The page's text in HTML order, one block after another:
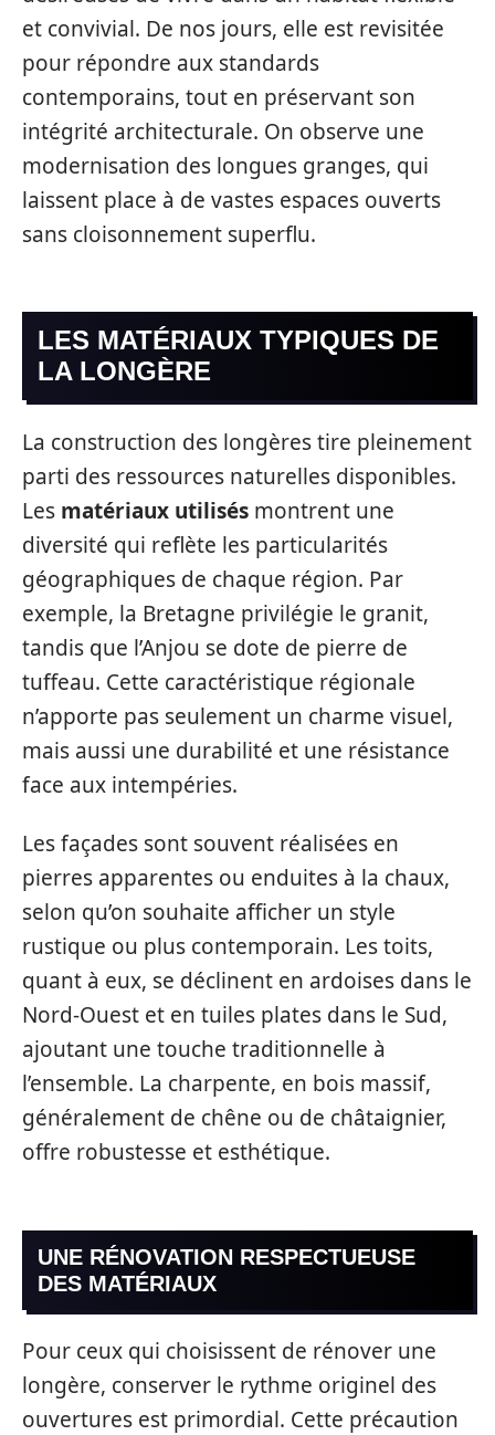
et convivial. De nos jours, elle est revisitée
pour répondre aux standards
contemporains, tout en préservant son
intégrité architecturale. On observe une
modernisation des longues granges, qui
laissent place à de vastes espaces ouverts
sans cloisonnement superflu.
LES MATÉRIAUX TYPIQUES DE
LA LONGÈRE
La construction des longères tire pleinement
parti des ressources naturelles disponibles.
Les matériaux utilisés montrent une
diversité qui reflète les particularités
géographiques de chaque région. Par
exemple, la Bretagne privilégie le granit,
tandis que l’Anjou se dote de pierre de
tuffeau. Cette caractéristique régionale
n’apporte pas seulement un charme visuel,
mais aussi une durabilité et une résistance
face aux intempéries.
Les façades sont souvent réalisées en
pierres apparentes ou enduites à la chaux,
selon qu’on souhaite afficher un style
rustique ou plus contemporain. Les toits,
quant à eux, se déclinent en ardoises dans le
Nord-Ouest et en tuiles plates dans le Sud,
ajoutant une touche traditionnelle à
l’ensemble. La charpente, en bois massif,
généralement de chêne ou de châtaignier,
offre robustesse et esthétique.
UNE RÉNOVATION RESPECTUEUSE
DES MATÉRIAUX
Pour ceux qui choisissent de rénover une
longère, conserver le rythme originel des
ouvertures est primordial. Cette précaution